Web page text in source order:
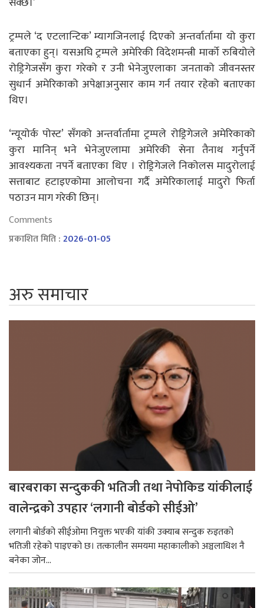
ट्रम्पले ‘द एटलान्टिक’ म्यागजिनलाई दिएको अन्तर्वार्तामा यो कुरा
बताएका हुन्। यसअघि ट्रम्पले अमेरिकी विदेशमन्त्री मार्को रुबियोले
रोड्रिगेजसँग कुरा गरेको र उनी भेनेजुएलाका जनताको जीवनस्तर
सुधार्न अमेरिकाको अपेक्षाअनुसार काम गर्न तयार रहेको बताएका
थिए।
‘न्यूयोर्क पोस्ट’ सँगको अन्तर्वार्तामा ट्रम्पले रोड्रिगेजले अमेरिकाको
कुरा मानिन् भने भेनेजुएलामा अमेरिकी सेना तैनाथ गर्नुपर्ने
आवश्यकता नपर्ने बताएका थिए । रोड्रिगेजले निकोलस मादुरोलाई
सत्ताबाट हटाइएकोमा आलोचना गर्दै अमेरिकालाई मादुरो फिर्ता
पठाउन माग गरेकी छिन्।
Comments
प्रकाशित मिति :2026-01-05
अरु समाचार
बारबराका सन्दुककी भतिजी तथा नेपोकिड यांकीलाई
वालेन्द्रको उपहार ‘लगानी बोर्डको सीईओ’
लगानी बोर्डको सीईओमा नियुक्त भएकी यांकी उक्याब सन्दुक रुइतको
भतिजी रहेको पाइएको छ। तत्कालीन समयमा महाकालीको अञ्चलाधिश नै
बनेका जोन...